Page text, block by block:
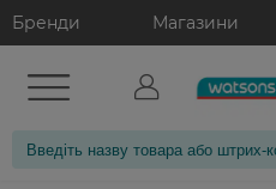
Бренди Магазини